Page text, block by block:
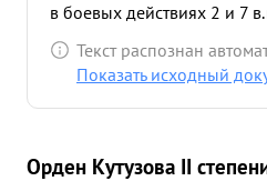
в боевых действиях 2 и 7
крыле фронта, чем оказал
Командованию фронтом
Текст распознан
Показать исходный
Орден Кутузова II